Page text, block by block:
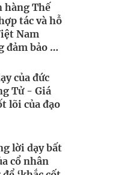
hàng Thế
tác và hỗ
Nam
đảm bảo an
của đức
Tử - Giá
lõi của đạo
lời dạy bất
cổ nhân